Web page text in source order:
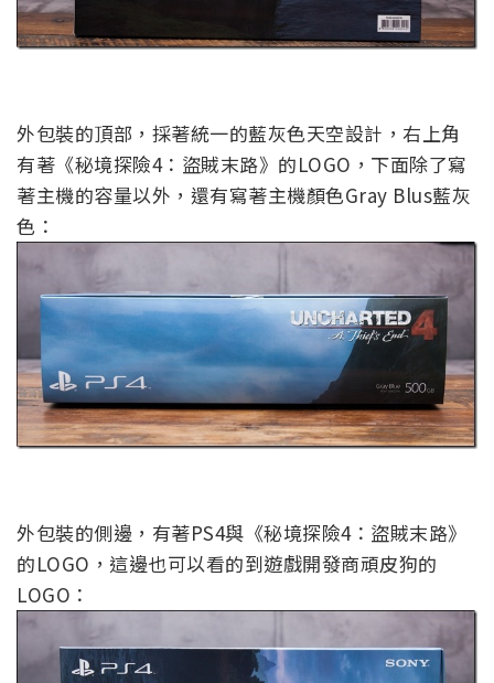
外包裝的頂部，採著統一的藍灰色天空設計，右上角
有著《秘境探險4：盜賊末路》的LOGO，下面除了寫
著主機的容量以外，還有寫著主機顏色Gray Blus藍灰
色：
外包裝的側邊，有著PS4與《秘境探險4：盜賊末路》
的LOGO，這邊也可以看的到遊戲開發商頑皮狗的
LOGO：